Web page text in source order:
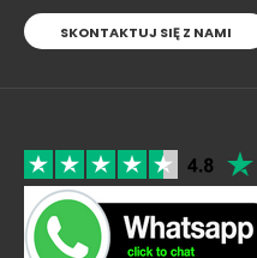
SKONTAKTUJ SIĘ Z NAMI